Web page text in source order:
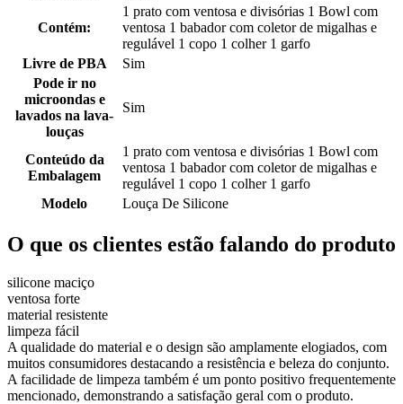
Contém:
1 prato com ventosa e divisórias 1 Bowl com
ventosa 1 babador com coletor de migalhas e
regulável 1 copo 1 colher 1 garfo
Livre de PBA
Sim
Pode ir no
microondas e
lavados na lava-
louças
Sim
Conteúdo da
Embalagem
1 prato com ventosa e divisórias 1 Bowl com
ventosa 1 babador com coletor de migalhas e
regulável 1 copo 1 colher 1 garfo
Modelo
Louça De Silicone
O que os clientes estão falando do produto
silicone maciço
ventosa forte
material resistente
limpeza fácil
A qualidade do material e o design são amplamente elogiados, com
muitos consumidores destacando a resistência e beleza do conjunto.
A facilidade de limpeza também é um ponto positivo frequentemente
mencionado, demonstrando a satisfação geral com o produto.